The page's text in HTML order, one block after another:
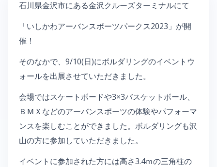
石川県金沢市にある金沢クルーズターミナルにて
「いしかわアーバンスポーツパークス2023」が開
催！
そのなかで、9/10(日)にボルダリングのイベントウ
ォールを出展させていただきました。
会場ではスケートボードや3×3バスケットボール、
ＢＭＸなどのアーバンスポーツの体験やパフォーマ
ンスを楽しむことができました。ボルダリングも沢
山の方に参加していただきました。
イベントに参加された方には高さ3.4ｍの三角柱の